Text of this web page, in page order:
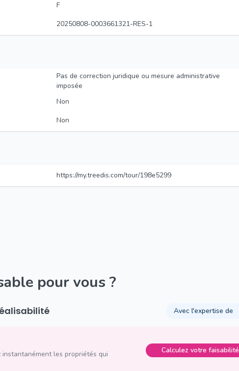
F
20250808-0003661321-RES-1
Pas de correction juridique ou mesure administrative
imposée
Non
Non
https://my.treedis.com/tour/198e5299
pour vous ?
Avec l'expertise de
instantanément les propriétés qui
Calculez votre faisabilité